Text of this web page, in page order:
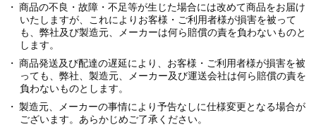
商品の不良・故障・不足等が生じた場合には改めて商品をお届け
いたしますが、これによりお客様・ご利用者様が損害を被って
も、弊社及び製造元、メーカーは何ら賠償の責を負わないものと
します。
商品発送及び配達の遅延により、お客様・ご利用者様が損害を被
っても、弊社、製造元、メーカー及び運送会社は何ら賠償の責を
負わないものとします。
製造元、メーカーの事情により予告なしに仕様変更となる場合が
ございます。あらかじめご了承ください。